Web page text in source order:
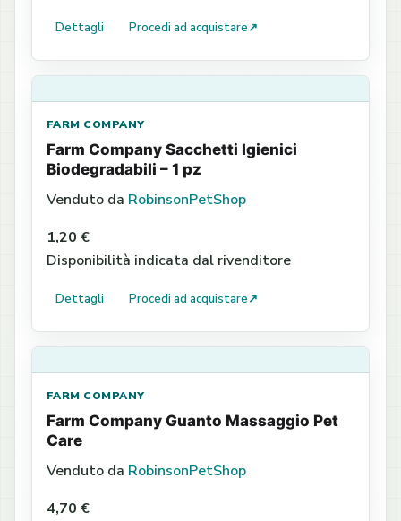
Dettagli Procedi ad acquistare↗
FARM COMPANY
Farm Company Sacchetti Igienici
Biodegradabili – 1 pz
Venduto da RobinsonPetShop
1,20 €
Disponibilità indicata dal rivenditore
Dettagli Procedi ad acquistare↗
FARM COMPANY
Farm Company Guanto Massaggio Pet
Care
Venduto da RobinsonPetShop
4,70 €